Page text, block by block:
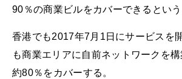
90％の商業ビルをカバーできるという
香港でも2017年7月1日にサービスを
も商業エリアに自前ネットワークを
約80％をカバーする。